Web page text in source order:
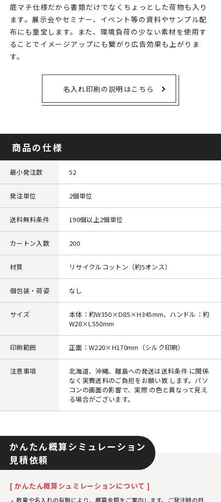
底マチ仕様だから書類だけでなくちょっとした荷物も入り
ます。展示会やセミナー、イベント等の資料やサンプル配
布にも重宝します。また、環境負荷の少ない素材を使用す
ることでイメージアップにも繋がり広告効果も上がりま
す。
名入れ印刷の説明はこちら
商品の仕様
最小発注数 52
発注単位 2個単位
送料無料条件 190個以上2個単位
カートン入数 200
材質 リサイクルコットン（約5オンス）
個包装・荷姿 なし
サイズ
本体：約W350×D85×H345mm、ハンドル：約
W28×L550mm
印刷範囲 正面：W220×H170mm（シルク印刷）
注意事項
北海道、沖縄、離島への発送は送料条件 に関係
なく実費送料のご負担をお願い致 します。パソ
コンの画面の影響で、実際 の色と異なって見え
る場合がございます。
かんたん概算シミュレーション
見積依頼
[ かんたん概算シュミレーションについて ]
数量や名入れの有無により、概算金額をご案内します。ご発注時の目